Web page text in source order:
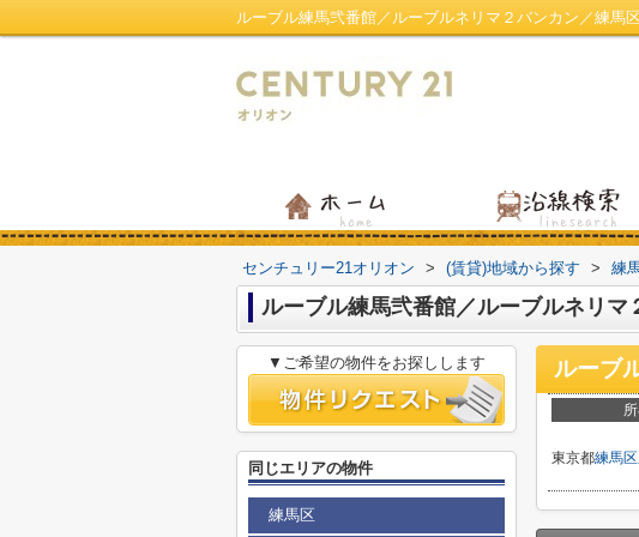
ルーブル練馬弐番館／ルーブルネリマ２バンカン／練馬
センチュリー21オリオン > (賃貸)地域から探す > 練
ルーブル練馬弐番館／ルーブルネリマ
ルーブ
東京都練馬区
▼ご希望の物件をお探しします
同じエリアの物件
練馬区